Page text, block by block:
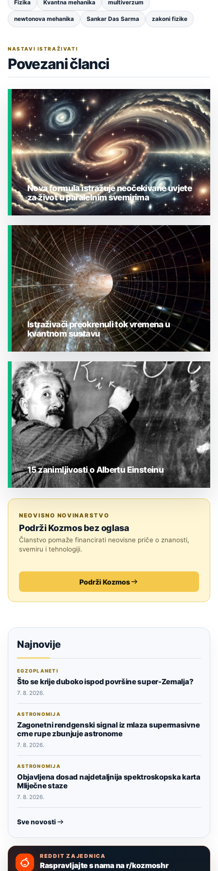
Fizika Kvantna mehanika multiverzum
newtonova mehanika Sankar Das Sarma zakoni fizike
NASTAVI ISTRAŽIVATI
Povezani članci
JESTE LI ZNALI?
Nova formula istražuje neočekivane uvjete
za život u paralelnim svemirima
JESTE LI ZNALI?
Istraživači preokrenuli tok vremena u
kvantnom sustavu
15 zanimljivosti o Albertu Einsteinu
NEOVISNO NOVINARSTVO
Podrži Kozmos bez oglasa
Članstvo pomaže financirati neovisne priče o znanosti,
svemiru i tehnologiji.
Podrži Kozmos
Najnovije
EGZOPLANETI
Što se krije duboko ispod površine super-Zemalja?
7. 8. 2026.
ASTRONOMIJA
Zagonetni rendgenski signal iz mlaza supermasivne
crne rupe zbunjuje astronome
7. 8. 2026.
ASTRONOMIJA
Objavljena dosad najdetaljnija spektroskopska karta
Mliječne staze
7. 8. 2026.
Sve novosti
REDDIT ZAJEDNICA
Raspravljajte s nama na r/kozmoshr